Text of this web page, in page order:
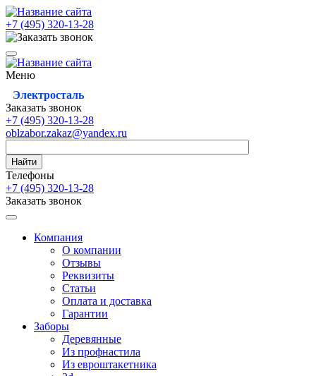
+7 (495) 320-13-28
Меню
Электросталь
Заказать звонок
+7 (495) 320-13-28
oblzabor.zakaz@yandex.ru
Найти
Телефоны
+7 (495) 320-13-28
Заказать звонок
Компания
О компании
Отзывы
Реквизиты
Статьи
Оплата и доставка
Гарантии
Заборы
Деревянные
Из профнастила
Из евроштакетника